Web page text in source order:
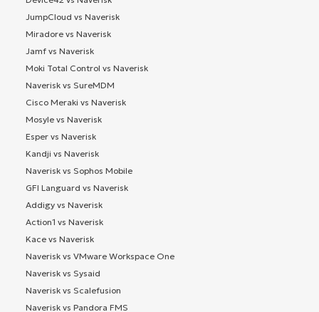
JumpCloud vs Naverisk
Miradore vs Naverisk
Jamf vs Naverisk
Moki Total Control vs Naverisk
Naverisk vs SureMDM
Cisco Meraki vs Naverisk
Mosyle vs Naverisk
Esper vs Naverisk
Kandji vs Naverisk
Naverisk vs Sophos Mobile
GFI Languard vs Naverisk
Addigy vs Naverisk
Action1 vs Naverisk
Kace vs Naverisk
Naverisk vs VMware Workspace One
Naverisk vs Sysaid
Naverisk vs Scalefusion
Naverisk vs Pandora FMS